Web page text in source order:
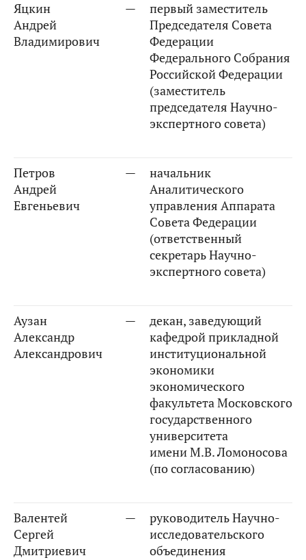
Яцкин
Андрей
Владимирович
—
первый заместитель
Председателя Совета
Федерации
Федерального Собрания
Российской Федерации
(заместитель
председателя Научно-
экспертного совета)
Петров
Андрей
Евгеньевич
—
начальник
Аналитического
управления Аппарата
Совета Федерации
(ответственный
секретарь Научно-
экспертного совета)
Аузан
Александр
Александрович
—
декан, заведующий
кафедрой прикладной
институциональной
экономики
экономического
факультета Московского
государственного
университета
имени М.В. Ломоносова
(по согласованию)
Валентей
Сергей
Дмитриевич
—
руководитель Научно-
исследовательского
объединения